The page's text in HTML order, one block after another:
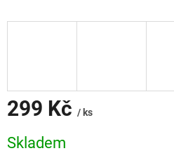
299 Kč / ks
cena:
Skladem